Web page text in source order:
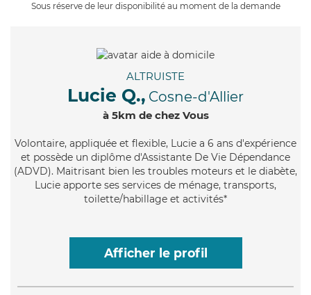
Sous réserve de leur disponibilité au moment de la demande
ALTRUISTE
Lucie Q., Cosne-d'Allier
à 5km de chez Vous
Volontaire, appliquée et flexible, Lucie a 6 ans d'expérience
et possède un diplôme d'Assistante De Vie Dépendance
(ADVD). Maitrisant bien les troubles moteurs et le diabète,
Lucie apporte ses services de ménage, transports,
toilette/habillage et activités*
Afficher le profil